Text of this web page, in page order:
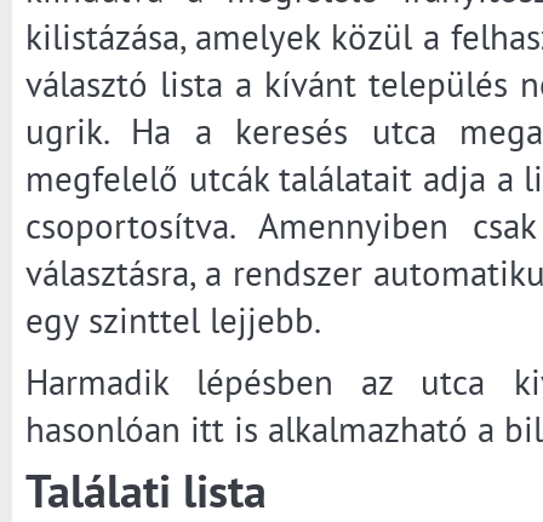
kilistázása, amelyek közül a
választó lista a kívánt település
ugrik. Ha a keresés utca
megfelelő utcák találatait adja a
csoportosítva. Amennyiben
választásra, a rendszer
egy szinttel lejjebb.
Harmadik lépésben az utca
hasonlóan itt is alkalmazható a
Találati lista